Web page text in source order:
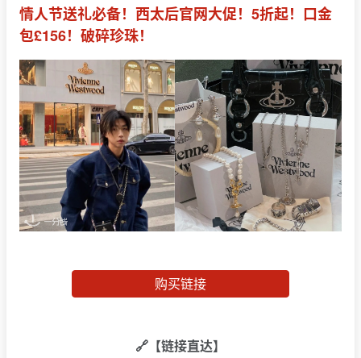
情人节送礼必备！西太后官网大促！5折起！口金
包£156！破碎珍珠！
购买链接
🔗【链接直达】